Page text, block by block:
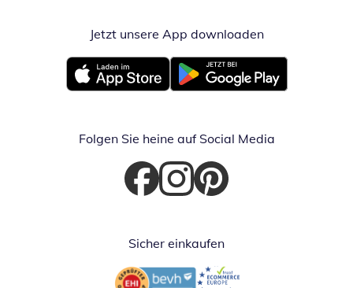
Jetzt unsere App downloadenÖffnet in
Öffnet in neuem FensterÖffnet in neuem Fenster
Folgen Sie heine auf Social Media
Öffnet in neuem Fenster
Öffnet in neuem Fenster
Öffnet in neuem Fenster
Sicher einkaufen